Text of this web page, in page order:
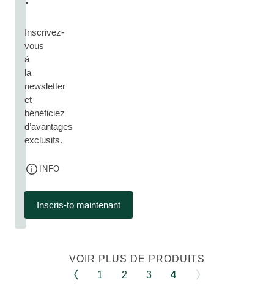
Inscrivez-
vous
à
la
newsletter
et
bénéficiez
d’avantages
exclusifs.
INFO
Inscris-to maintenant
VOIR PLUS DE PRODUITS
1
2 3 4